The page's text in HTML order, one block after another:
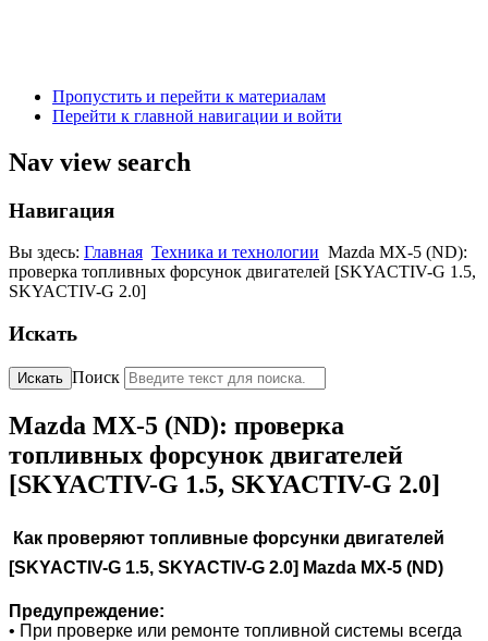
Пропустить и перейти к материалам
Перейти к главной навигации и войти
Nav view search
Навигация
Вы здесь: Главная Техника и технологии Mazda MX-5 (ND):
проверка топливных форсунок двигателей [SKYACTIV-G 1.5,
SKYACTIV-G 2.0]
Искать
Искать Поиск
Mazda MX-5 (ND): проверка
топливных форсунок двигателей
[SKYACTIV-G 1.5, SKYACTIV-G 2.0]
Как проверяют топливные форсунки двигателей
[SKYACTIV-G 1.5, SKYACTIV-G 2.0] Mazda MX-5 (ND)
Предупреждение:
• При проверке или ремонте топливной системы всегда